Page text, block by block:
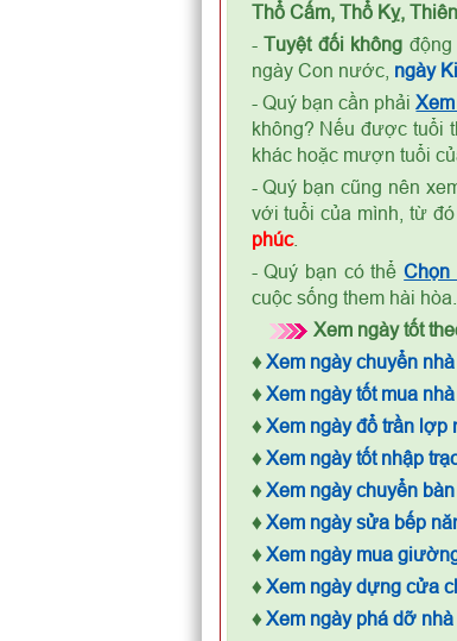
Thổ Cấm, Thổ Kỵ,
-Tuyệt đối không
ngày Con nước, ngày
- Quý bạn cần phải
không? Nếu được tuổi
khác hoặc mượn tuổi
- Quý bạn cũng nên
với tuổi của mình, từ
phúc.
- Quý bạn có thểChọn
cuộc sống them hài hòa.
Xem ngày tốt
♦ Xem ngày chuyển
♦ Xem ngày tốt mua
♦ Xem ngày đổ trần lợp
♦ Xem ngày tốt nhập
♦ Xem ngày chuyển
♦ Xem ngày sửa bếp
♦ Xem ngày mua
♦ Xem ngày dựng cửa
♦ Xem ngày phá dỡ nhà